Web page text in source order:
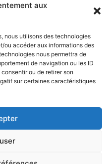
aux
nous utilisons des technologies
ou accéder aux informations des
nous permettra de
de navigation ou les ID
ou de retirer son
sur certaines caractéristiques